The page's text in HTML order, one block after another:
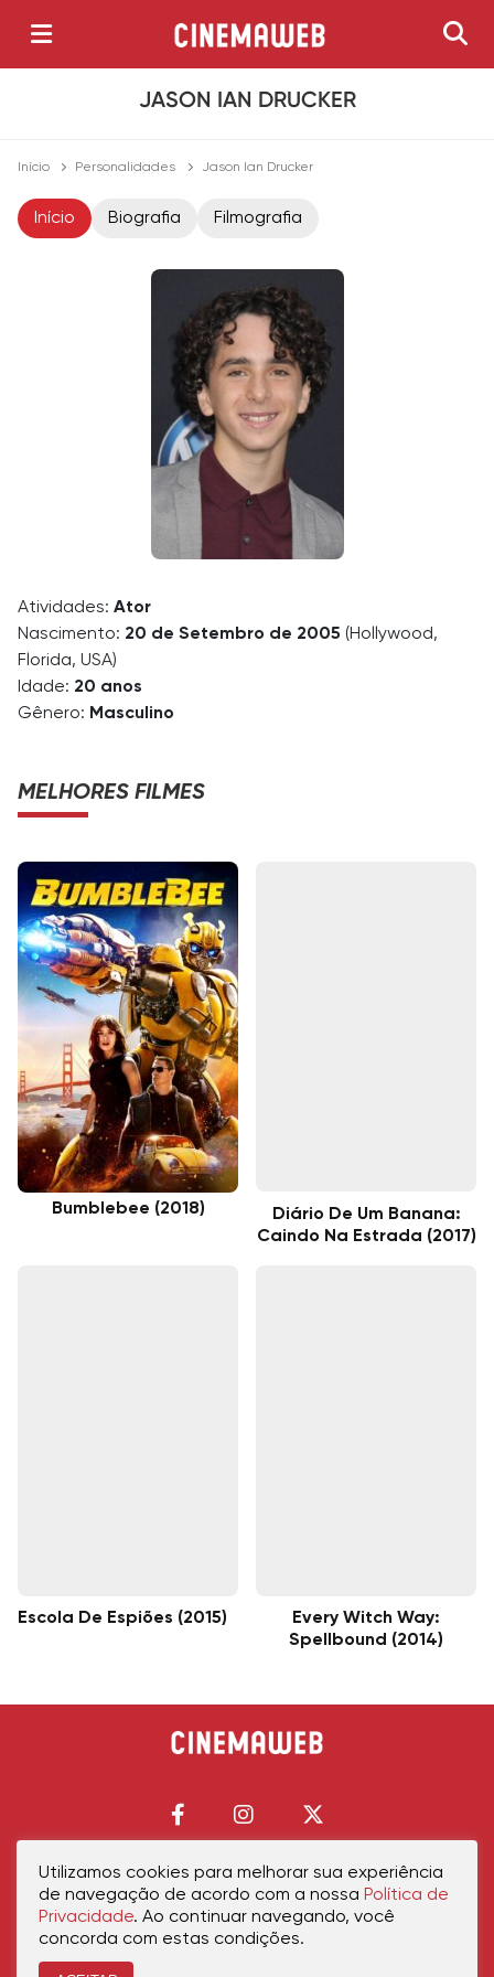
JASON IAN DRUCKER
Início Personalidades Jason Ian Drucker
Início Biografia Filmografia
Atividades: Ator
Nascimento: 20 de Setembro de 2005 (Hollywood,
Florida, USA)
Idade: 20 anos
Gênero: Masculino
MELHORES FILMES
Bumblebee (2018)
Diário De Um Banana:
Caindo Na Estrada (2017)
Escola De Espiões (2015)
Every Witch Way:
Spellbound (2014)
Início Política de PrivacidadePolítica de CookiesContatoSobre Nós
Utilizamos cookies para melhorar sua experiência
de navegação de acordo com a nossa Política de
Privacidade. Ao continuar navegando, você
concorda com estas condições.